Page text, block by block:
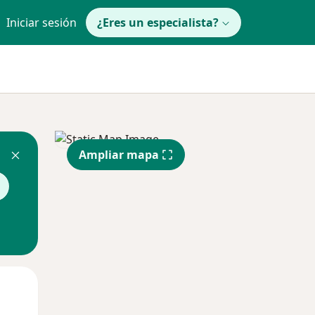
Iniciar sesión ¿Eres un especialista?
Ampliar mapa